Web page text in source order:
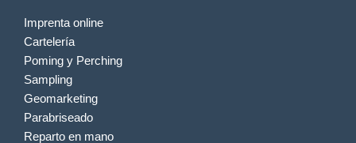
Imprenta online
Cartelería
Poming y Perching
Sampling
Geomarketing
Parabriseado
Reparto en mano